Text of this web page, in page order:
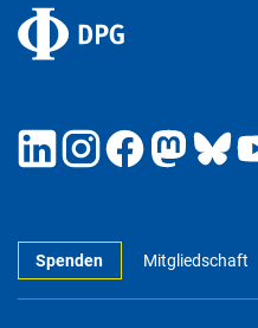
Spenden Mitgliedschaft